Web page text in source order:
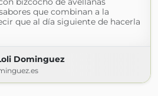
que combinan a la
que al día siguiente de hacerla
Dominguez